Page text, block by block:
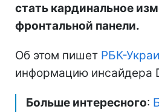
стать кардинальное
фронтальной панели.
Об этом пишет РБК-
информацию инсайдера
Больше интересного: